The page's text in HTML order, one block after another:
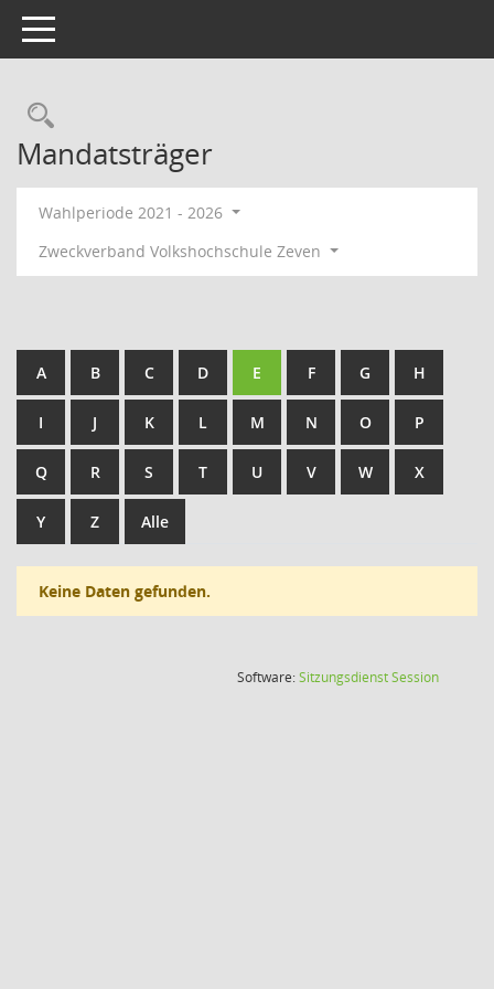
Toggle navigation
Rechercheauswahl
Mandatsträger
Wahlperiode 2021 - 2026
Zweckverband Volkshochschule Zeven
A B C D E F G H
I J K L M N O P
Q R S T U V W X
Y Z Alle
Keine Daten gefunden.
Software:SitzungsdienstSession(Wird in